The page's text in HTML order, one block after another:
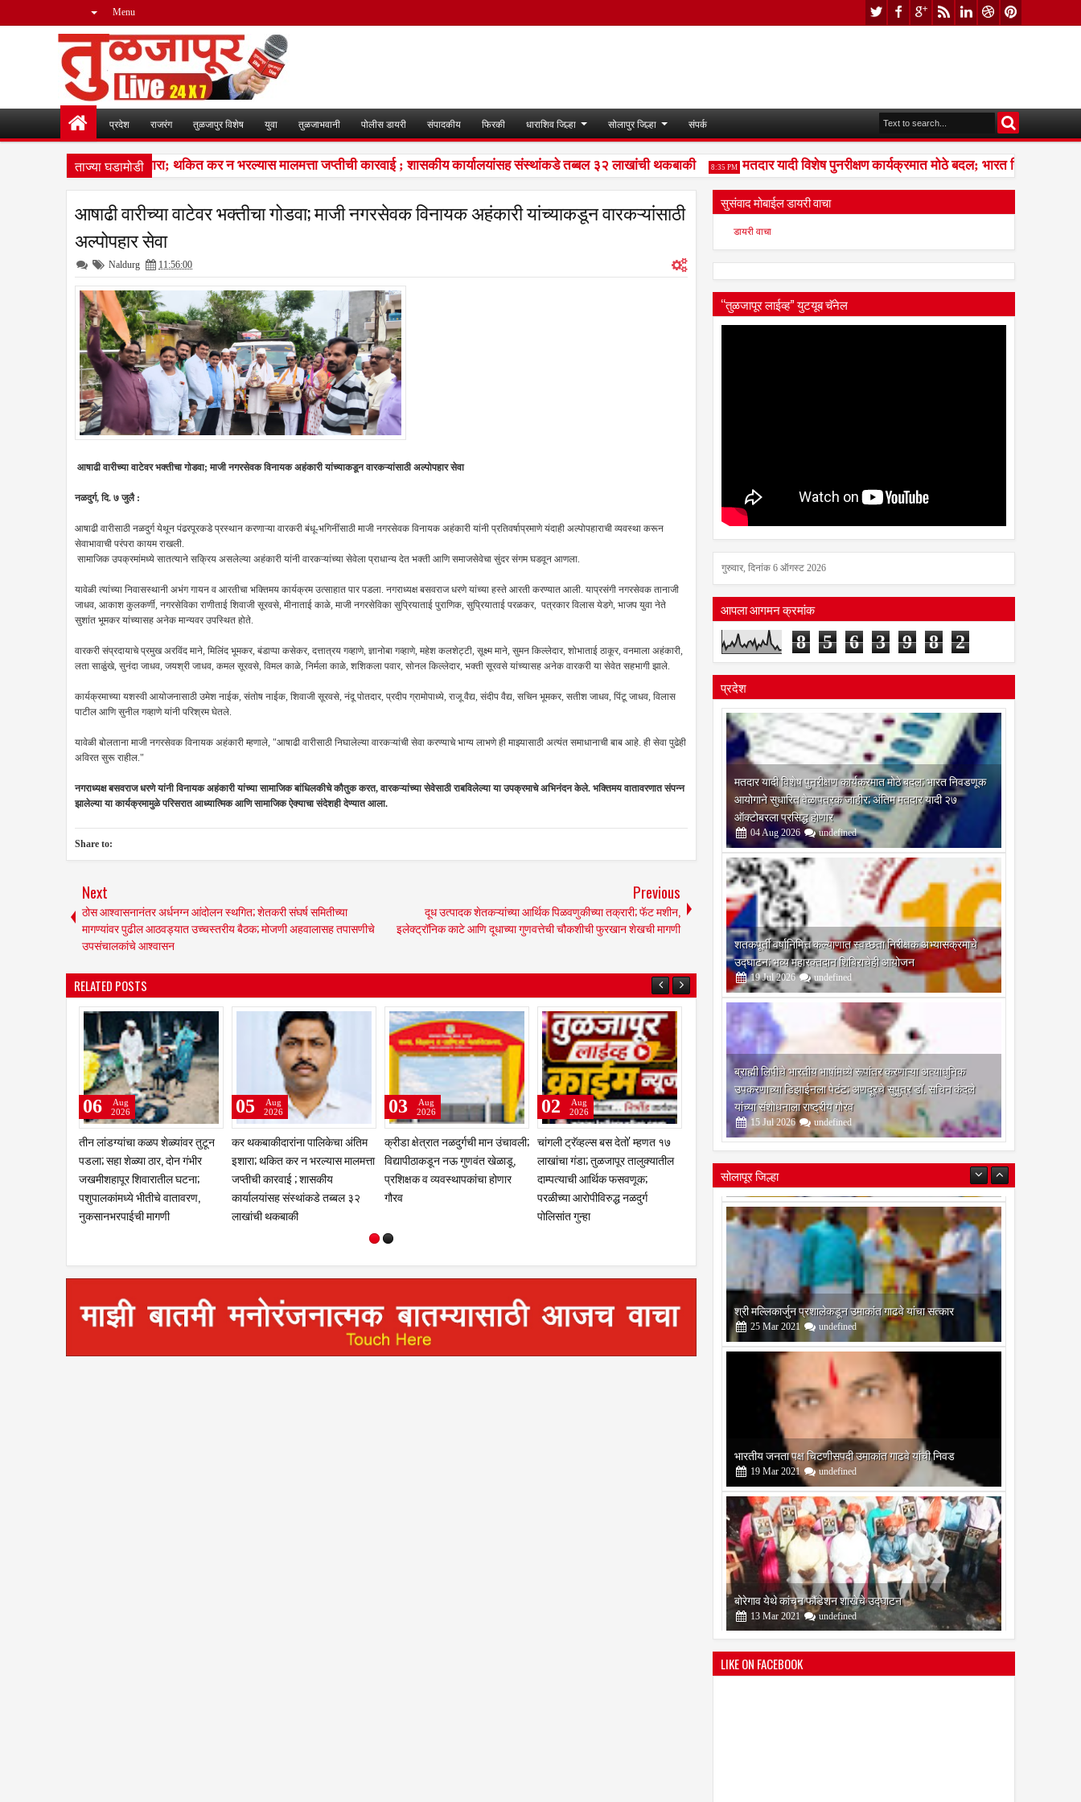
Menu
प्रदेश राजरंग तुळजापुर विशेष युवा तुळजाभवानी पोलीस डायरी संपादकीय फिरकी धाराशिव जिल्हा सोलापुर जिल्हा संपर्क
ताज्या घडामोडी
पालिकेचा अंतिम इशारा; थकित कर न भरल्यास मालमत्ता जप्तीची कारवाई ; शासकीय कार्यालयांसह संस्थांकडे तब्बल ३२ लाखांची थकबाकी 8:35 PM मतदार यादी विशेष पुनरीक्षण कार्यक्रमात मोठे बदल; भारत निवडणूक
आषाढी वारीच्या वाटेवर भक्तीचा गोडवा; माजी नगरसेवक विनायक अहंकारी यांच्याकडून वारकऱ्यांसाठी
अल्पोपहार सेवा
Naldurg 11:56:00
आषाढी वारीच्या वाटेवर भक्तीचा गोडवा; माजी नगरसेवक विनायक अहंकारी यांच्याकडून वारकऱ्यांसाठी अल्पोपहार सेवा
नळदुर्ग, दि. ७ जुलै :
आषाढी वारीसाठी नळदुर्ग येथून पंढरपूरकडे प्रस्थान करणाऱ्या वारकरी बंधू-भगिनींसाठी माजी नगरसेवक विनायक अहंकारी यांनी प्रतिवर्षाप्रमाणे यंदाही अल्पोपहाराची व्यवस्था करून
सेवाभावाची परंपरा कायम राखली.
सामाजिक उपक्रमांमध्ये सातत्याने सक्रिय असलेल्या अहंकारी यांनी वारकऱ्यांच्या सेवेला प्राधान्य देत भक्ती आणि समाजसेवेचा सुंदर संगम घडवून आणला.
यावेळी त्यांच्या निवासस्थानी अभंग गायन व आरतीचा भक्तिमय कार्यक्रम उत्साहात पार पडला. नगराध्यक्ष बसवराज धरणे यांच्या हस्ते आरती करण्यात आली. याप्रसंगी नगरसेवक तानाजी
जाधव, आकाश कुलकर्णी, नगरसेविका राणीताई शिवाजी सूरवसे, मीनाताई काळे, माजी नगरसेविका सुप्रियाताई पुराणिक, सुप्रियाताई परळकर, पत्रकार विलास येडगे, भाजप युवा नेते
सुशांत भूमकर यांच्यासह अनेक मान्यवर उपस्थित होते.
वारकरी संप्रदायाचे प्रमुख अरविंद माने, मिलिंद भूमकर, बंडाप्पा कसेकर, दत्तात्रय गव्हाणे, ज्ञानोबा गव्हाणे, महेश कलशेट्टी, सूक्ष्म माने, सुमन किल्लेदार, शोभाताई ठाकूर, वनमाला अहंकारी,
लता साळुंखे, सुनंदा जाधव, जयश्री जाधव, कमल सूरवसे, विमल काळे, निर्मला काळे, शशिकला पवार, सोनल किल्लेदार, भक्ती सूरवसे यांच्यासह अनेक वारकरी या सेवेत सहभागी झाले.
कार्यक्रमाच्या यशस्वी आयोजनासाठी उमेश नाईक, संतोष नाईक, शिवाजी सूरवसे, नंदू पोतदार, प्रदीप ग्रामोपाध्ये, राजू वैद्य, संदीप वैद्य, सचिन भूमकर, सतीश जाधव, पिंटू जाधव, विलास
पाटील आणि सुनील गव्हाणे यांनी परिश्रम घेतले.
यावेळी बोलताना माजी नगरसेवक विनायक अहंकारी म्हणाले, "आषाढी वारीसाठी निघालेल्या वारकऱ्यांची सेवा करण्याचे भाग्य लाभणे ही माझ्यासाठी अत्यंत समाधानाची बाब आहे. ही सेवा पुढेही
अविरत सुरू राहील."
नगराध्यक्ष बसवराज धरणे यांनी विनायक अहंकारी यांच्या सामाजिक बांधिलकीचे कौतुक करत, वारकऱ्यांच्या सेवेसाठी राबविलेल्या या उपक्रमाचे अभिनंदन केले. भक्तिमय वातावरणात संपन्न
झालेल्या या कार्यक्रमामुळे परिसरात आध्यात्मिक आणि सामाजिक ऐक्याचा संदेशही देण्यात आला.
Share to:
Next
ठोस आश्वासनानंतर अर्धनग्न आंदोलन स्थगित; शेतकरी संघर्ष समितीच्या
मागण्यांवर पुढील आठवड्यात उच्चस्तरीय बैठक; मोजणी अहवालासह तपासणीचे
उपसंचालकांचे आश्वासन
Previous
दूध उत्पादक शेतकऱ्यांच्या आर्थिक पिळवणुकीच्या तक्रारी; फॅट मशीन,
इलेक्ट्रॉनिक काटे आणि दूधाच्या गुणवत्तेची चौकशीची फुरखान शेखची मागणी
RELATED POSTS
तीन लांडग्यांचा कळप शेळ्यांवर तुटून
पडला; सहा शेळ्या ठार, दोन गंभीर
जखमीशहापूर शिवारातील घटना;
पशुपालकांमध्ये भीतीचे वातावरण,
नुकसानभरपाईची मागणी
06
Aug
2026
कर थकबाकीदारांना पालिकेचा अंतिम
इशारा; थकित कर न भरल्यास मालमत्ता
जप्तीची कारवाई ; शासकीय
कार्यालयांसह संस्थांकडे तब्बल ३२
लाखांची थकबाकी
05
Aug
2026
क्रीडा क्षेत्रात नळदुर्गची मान उंचावली;
विद्यापीठाकडून नऊ गुणवंत खेळाडू,
प्रशिक्षक व व्यवस्थापकांचा होणार
गौरव
03
Aug
2026
चांगली ट्रॅव्हल्स बस देतो' म्हणत १७
लाखांचा गंडा; तुळजापूर तालुक्यातील
दाम्पत्याची आर्थिक फसवणूक;
परळीच्या आरोपीविरुद्ध नळदुर्ग
पोलिसांत गुन्हा
02
Aug
2026
सरदारसिंग ठाकूर यांच्या
वाढदिवसानिमित्त मान्यवरांकडून जंगी
सत्कार; कार्यकर्त्यांकडून शुभेच्छांचा
Aug
2026
महायुतीने दिलेला शब्द पाळावा; स्वीकृत
नगरसेवकपदी ज्ञानेश्वर घोडके यांनाच
कार्यकर्त्यांची ठाम भूमिका; निवडणूकपूर्व
आश्वासनाची आठवण
01
2026
सुसंवाद मोबाईल डायरी वाचा
डायरी वाचा
“तुळजापूर लाईव्ह” युटयूब चॅनेल
गुरुवार, दिनांक 6 ऑगस्ट 2026
आपला आगमन क्रमांक
8 5 6 3 9 8 2
प्रदेश
मतदार यादी विशेष पुनरीक्षण कार्यक्रमात मोठे बदल; भारत निवडणूक
आयोगाने सुधारित वेळापत्रक जाहीर; अंतिम मतदार यादी २७
ऑक्टोबरला प्रसिद्ध होणार
04 Aug 2026 undefined
शतकपूर्ती वर्षानिमित्त कल्याणात स्वच्छता निरीक्षक अभ्यासक्रमाचे
उद्घाटन; भव्य महारक्तदान शिबिराचेही आयोजन
19 Jul 2026 undefined
ब्राह्मी लिपीचे भारतीय भाषांमध्ये रूपांतर करणाऱ्या अत्याधुनिक
उपकरणाच्या डिझाईनला पेटंट; अणदूरचे सुपुत्र डॉ. सचिन कंदले
यांच्या संशोधनाला राष्ट्रीय गौरव
15 Jul 2026 undefined
सोलापूर जिल्हा
श्री मल्लिकार्जुन प्रशालेकडून उमाकांत गाढवे यांचा सत्कार
25 Mar 2021 undefined
भारतीय जनता पक्ष चिटणीसपदी उमाकांत गाढवे यांची निवड
19 Mar 2021 undefined
बोरेगाव येथे कांचन फौंडेशन शाखेचे उद्घाटन
13 Mar 2021 undefined
LIKE ON FACEBOOK